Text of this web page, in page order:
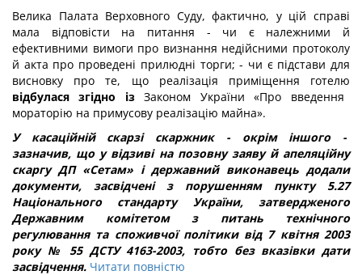
Велика Палата Верховного Суду, фактично, у цій справі
мала відповісти на питання - чи є належними й
ефективними вимоги про визнання недійсними протоколу
й акта про проведені прилюдні торги; - чи є підстави для
висновку про те, що реалізація приміщення готелю
відбулася згідно ізЗаконом України «Про введення
мораторію на примусову реалізацію майна».
У касаційній скарзі скаржник - окрім іншого -
зазначив, що у відзиві на позовну заяву й апеляційну
скаргу ДП «Сетам» і державний виконавець додали
документи, засвідчені з порушенням пункту 5.27
Національного стандарту України, затвердженого
Державним комітетом з питань технічного
регулювання та споживчої політики від 7 квітня 2003
року № 55 ДСТУ 4163-2003, тобто без вказівки дати
засвідчення. Читати повністю